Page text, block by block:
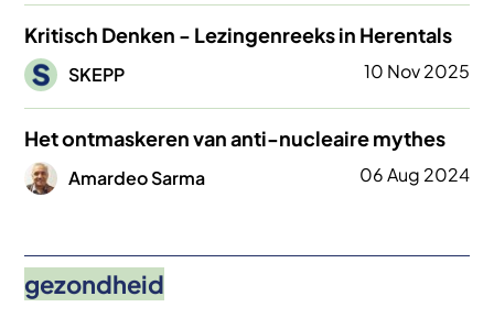
Kritisch Denken - Lezingenreeks in Herentals
Afbeelding
SKEPP 10 Nov 2025
Het ontmaskeren van anti-nucleaire mythes
Afbeelding
Amardeo Sarma 06 Aug 2024
gezondheid